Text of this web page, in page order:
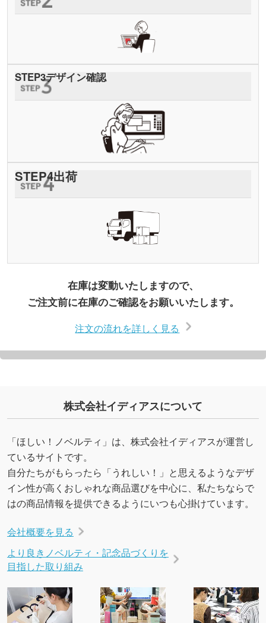
STEP3デザイン確認
STEP4出荷
在庫は変動いたしますので、
ご注文前に在庫のご確認をお願いいたします。
注文の流れを詳しく見る
株式会社イディアスについて
「ほしい！ノベルティ」は、株式会社イディアスが運営し
ているサイトです。
自分たちがもらったら「うれしい！」と思えるようなデザ
イン性が高くおしゃれな商品選びを中心に、私たちならで
はの商品情報を提供できるようにいつも心掛けています。
会社概要を見る
より良きノベルティ・記念品づくりを
目指した取り組み